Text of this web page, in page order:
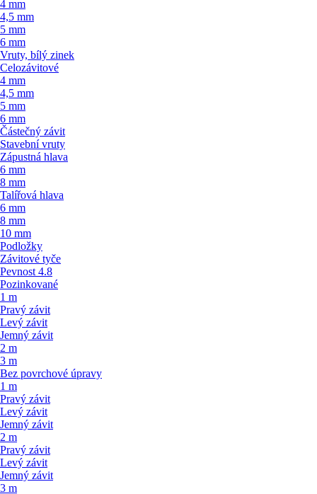
4 mm
4,5 mm
5 mm
6 mm
Vruty, bílý zinek
Celozávitové
4 mm
4,5 mm
5 mm
6 mm
Částečný závit
Stavební vruty
Zápustná hlava
6 mm
8 mm
Talířová hlava
6 mm
8 mm
10 mm
Podložky
Závitové tyče
Pevnost 4.8
Pozinkované
1 m
Pravý závit
Levý závit
Jemný závit
2 m
3 m
Bez povrchové úpravy
1 m
Pravý závit
Levý závit
Jemný závit
2 m
Pravý závit
Levý závit
Jemný závit
3 m